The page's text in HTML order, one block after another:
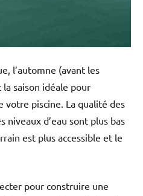
l’automne (avant les
saison idéale pour
votre piscine. La qualité des
niveaux d’eau sont plus bas
est plus accessible et le
pour construire une